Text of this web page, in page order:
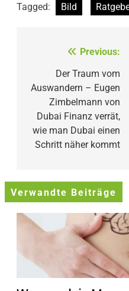
Tagged: Bild
Previous:
Der Traum vom
Auswandern – Eugen
Zimbelmann von
Dubai Finanz verrät,
wie man Dubai einen
Schritt näher kommt
Verwandte Beiträge